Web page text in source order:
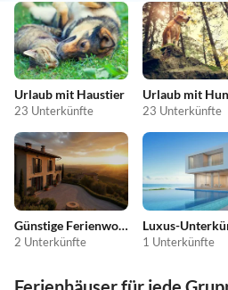
Urlaub mit Haustier
23 Unterkünfte
Urlaub mit
23 Unterkünfte
Günstige Ferienwohnungen
2 Unterkünfte
Luxus-
1 Unterkünfte